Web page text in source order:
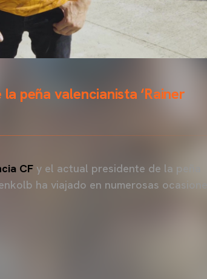
peña valencianista ‘Rainer
CF y el actual presidente de la peña
ha viajado en numerosas ocasiones